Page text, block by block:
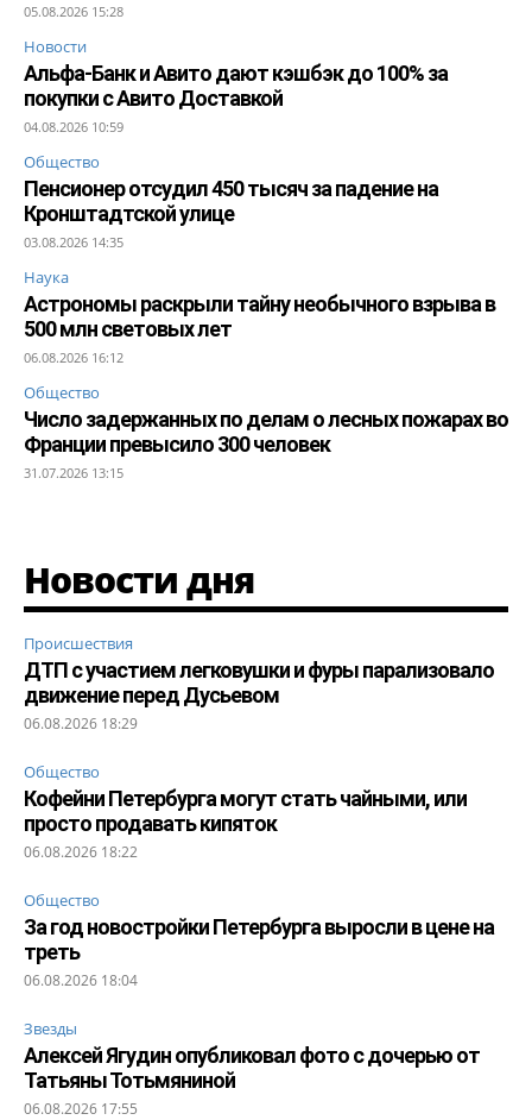
05.08.2026 15:28
Новости
Альфа-Банк и Авито дают кэшбэк до 100% за
покупки с Авито Доставкой
04.08.2026 10:59
Общество
Пенсионер отсудил 450 тысяч за падение на
Кронштадтской улице
03.08.2026 14:35
Наука
Астрономы раскрыли тайну необычного взрыва в
500 млн световых лет
06.08.2026 16:12
Общество
Число задержанных по делам о лесных пожарах во
Франции превысило 300 человек
31.07.2026 13:15
Новости дня
Происшествия
ДТП с участием легковушки и фуры парализовало
движение перед Дусьевом
06.08.2026 18:29
Общество
Кофейни Петербурга могут стать чайными, или
просто продавать кипяток
06.08.2026 18:22
Общество
За год новостройки Петербурга выросли в цене на
треть
06.08.2026 18:04
Звезды
Алексей Ягудин опубликовал фото с дочерью от
Татьяны Тотьмяниной
06.08.2026 17:55